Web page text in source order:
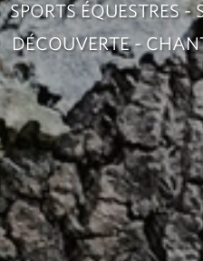
SPORTS ÉQUESTRES
DÉCOUVERTE -